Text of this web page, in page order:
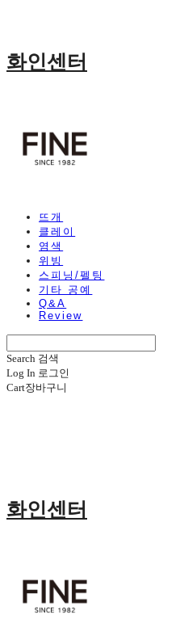
화인센터
뜨개
클레이
염색
위빙
스피닝/펠팅
기타 공예
Q&A
Review
Search 검색
Log In 로그인
Cart장바구니
화인센터